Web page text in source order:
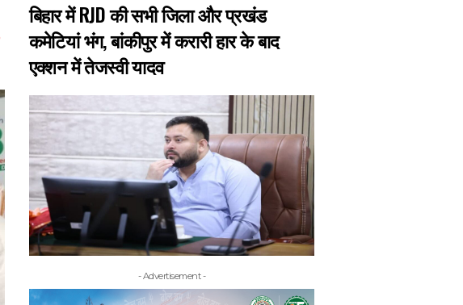
बिहार में RJD की सभी जिला और प्रखंड
कमेटियां भंग, बांकीपुर में करारी हार के बाद
एक्शन में तेजस्वी यादव
- Advertisement -